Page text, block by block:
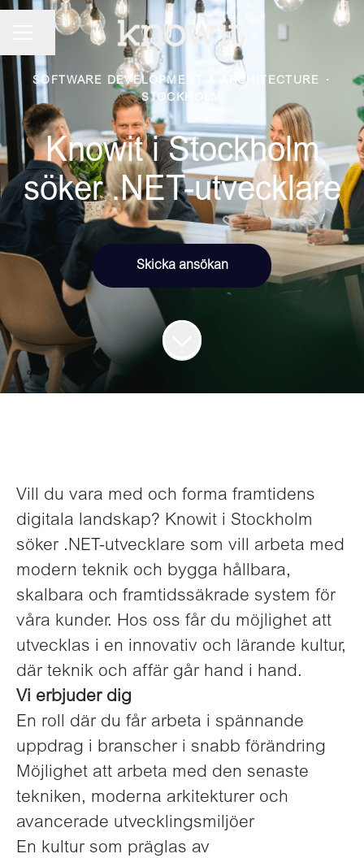
KARRIÄRMENY
Dela sidan
SOFTWARE DEVELOPMENT & ARCHITECTURE
·
STOCKHOLM
Knowit i Stockholm
söker .NET-utvecklare
Skicka ansökan
Vill du vara med och forma framtidens
digitala landskap? Knowit i Stockholm
söker .NET-utvecklare som vill arbeta med
modern teknik och bygga hållbara,
skalbara och framtidssäkrade system för
våra kunder. Hos oss får du möjlighet att
utvecklas i en innovativ och lärande kultur,
där teknik och affär går hand i hand.
Vi erbjuder dig
En roll där du får arbeta i spännande
uppdrag i branscher i snabb förändring
Möjlighet att arbeta med den senaste
tekniken, moderna arkitekturer och
avancerade utvecklingsmiljöer
En kultur som präglas av